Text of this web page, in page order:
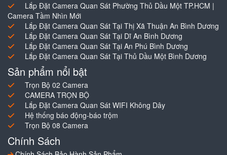
Lắp Đặt Camera Quan Sát Phường Thủ Dầu Một TP.HCM |
Camera Tầm Nhìn Mới
Lắp Đặt Camera Quan Sát Tại Thị Xã Thuận An Bình Dương
Lắp Đặt Camera Quan Sát Tại Dĩ An Bình Dương
Lắp Đặt Camera Quan Sát Tại An Phú Bình Dương
Lắp Đặt Camera Quan Sát Tại Thủ Dầu Một Bình Dương
Sản phẩm nổi bật
Trọn Bộ 02 Camera
CAMERA TRỌN BỘ
Lắp Đặt Camera Quan Sát WIFI Không Dây
Hệ thống báo động-báo trộm
Trọn Bộ 08 Camera
Chính Sách